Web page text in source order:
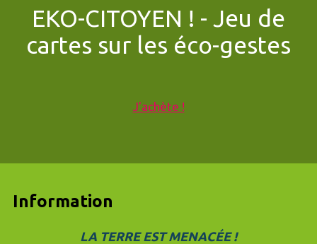
EKO-CITOYEN ! - Jeu de
cartes sur les éco-gestes
J'achète !
Information
LA TERRE EST MENACÉE !